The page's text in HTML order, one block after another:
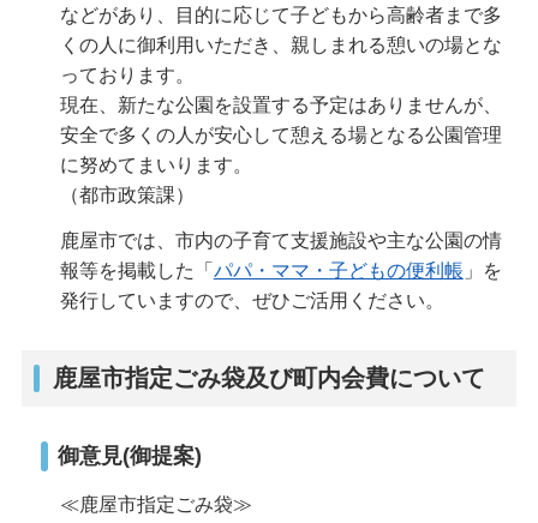
などがあり、目的に応じて子どもから高齢者まで多
くの人に御利用いただき、親しまれる憩いの場とな
っております。
現在、新たな公園を設置する予定はありませんが、
安全で多くの人が安心して憩える場となる公園管理
に努めてまいります。
（都市政策課）
鹿屋市では、市内の子育て支援施設や主な公園の情
報等を掲載した「 パパ・ママ・子どもの便利帳 」を
発行していますので、ぜひご活用ください。
鹿屋市指定ごみ袋及び町内会費について
御意見(御提案)
≪鹿屋市指定ごみ袋≫